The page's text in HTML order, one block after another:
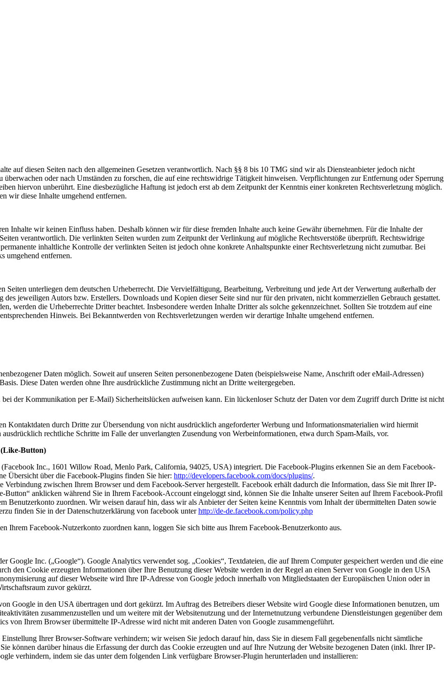
auf diesen Seiten nach den allgemeinen Gesetzen verantwortlich. Nach §§ 8 bis 10 TMG sind wir als Diensteanbieter jedoch nicht
oder nach Umständen zu forschen, die auf eine rechtswidrige Tätigkeit hinweisen. Verpflichtungen zur Entfernung oder Sperrung
hiervon unberührt. Eine diesbezügliche Haftung ist jedoch erst ab dem Zeitpunkt der Kenntnis einer konkreten Rechtsverletzung möglich.
wir diese Inhalte umgehend entfernen.
Inhalte wir keinen Einfluss haben. Deshalb können wir für diese fremden Inhalte auch keine Gewähr übernehmen. Für die Inhalte der
verantwortlich. Die verlinkten Seiten wurden zum Zeitpunkt der Verlinkung auf mögliche Rechtsverstöße überprüft. Rechtswidrige
inhaltliche Kontrolle der verlinkten Seiten ist jedoch ohne konkrete Anhaltspunkte einer Rechtsverletzung nicht zumutbar. Bei
umgehend entfernen.
Seiten unterliegen dem deutschen Urheberrecht. Die Vervielfältigung, Bearbeitung, Verbreitung und jede Art der Verwertung außerhalb der
jeweiligen Autors bzw. Erstellers. Downloads und Kopien dieser Seite sind nur für den privaten, nicht kommerziellen Gebrauch gestattet.
werden die Urheberrechte Dritter beachtet. Insbesondere werden Inhalte Dritter als solche gekennzeichnet. Sollten Sie trotzdem auf eine
Hinweis. Bei Bekanntwerden von Rechtsverletzungen werden wir derartige Inhalte umgehend entfernen.
Daten möglich. Soweit auf unseren Seiten personenbezogene Daten (beispielsweise Name, Anschrift oder eMail-Adressen)
Diese Daten werden ohne Ihre ausdrückliche Zustimmung nicht an Dritte weitergegeben.
der Kommunikation per E-Mail) Sicherheitslücken aufweisen kann. Ein lückenloser Schutz der Daten vor dem Zugriff durch Dritte ist nicht
Kontaktdaten durch Dritte zur Übersendung von nicht ausdrücklich angeforderter Werbung und Informationsmaterialien wird hiermit
rechtliche Schritte im Falle der unverlangten Zusendung von Werbeinformationen, etwa durch Spam-Mails, vor.
Button)
Inc., 1601 Willow Road, Menlo Park, California, 94025, USA) integriert. Die Facebook-Plugins erkennen Sie an dem Facebook-
Übersicht über die Facebook-Plugins finden Sie hier: http://developers.facebook.com/docs/plugins/.
Verbindung zwischen Ihrem Browser und dem Facebook-Server hergestellt. Facebook erhält dadurch die Information, dass Sie mit Ihrer IP-
Button“ anklicken während Sie in Ihrem Facebook-Account eingeloggt sind, können Sie die Inhalte unserer Seiten auf Ihrem Facebook-Profil
Benutzerkonto zuordnen. Wir weisen darauf hin, dass wir als Anbieter der Seiten keine Kenntnis vom Inhalt der übermittelten Daten sowie
finden Sie in der Datenschutzerklärung von facebook unterhttp://de-de.facebook.com/policy.php
Ihrem Facebook-Nutzerkonto zuordnen kann, loggen Sie sich bitte aus Ihrem Facebook-Benutzerkonto aus.
Google Inc. („Google“). Google Analytics verwendet sog. „Cookies“, Textdateien, die auf Ihrem Computer gespeichert werden und die eine
den Cookie erzeugten Informationen über Ihre Benutzung dieser Website werden in der Regel an einen Server von Google in den USA
auf dieser Webseite wird Ihre IP-Adresse von Google jedoch innerhalb von Mitgliedstaaten der Europäischen Union oder in
zuvor gekürzt.
Google in den USA übertragen und dort gekürzt. Im Auftrag des Betreibers dieser Website wird Google diese Informationen benutzen, um
zusammenzustellen und um weitere mit der Websitenutzung und der Internetnutzung verbundene Dienstleistungen gegenüber dem
von Ihrem Browser übermittelte IP-Adresse wird nicht mit anderen Daten von Google zusammengeführt.
Ihrer Browser-Software verhindern; wir weisen Sie jedoch darauf hin, dass Sie in diesem Fall gegebenenfalls nicht sämtliche
können darüber hinaus die Erfassung der durch das Cookie erzeugten und auf Ihre Nutzung der Website bezogenen Daten (inkl. Ihrer IP-
verhindern, indem sie das unter dem folgenden Link verfügbare Browser-Plugin herunterladen und installieren: